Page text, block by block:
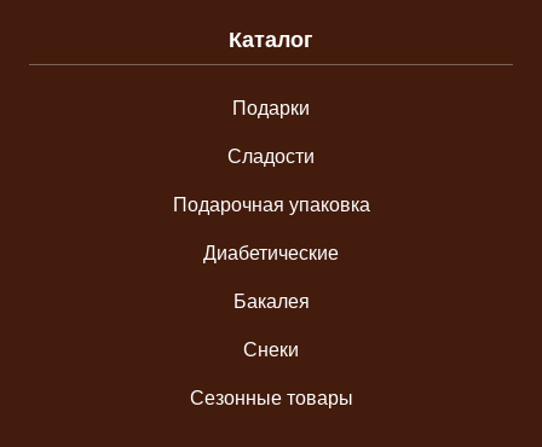
Каталог
Подарки
Сладости
Подарочная упаковка
Диабетические
Бакалея
Снеки
Сезонные товары